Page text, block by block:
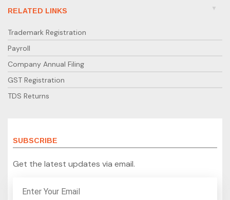
RELATED LINKS
Trademark Registration
Payroll
Company Annual Filing
GST Registration
TDS Returns
SUBSCRIBE
Get the latest updates via email.